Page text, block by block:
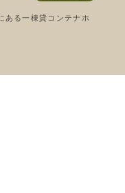
ある一棟貸コンテナホ